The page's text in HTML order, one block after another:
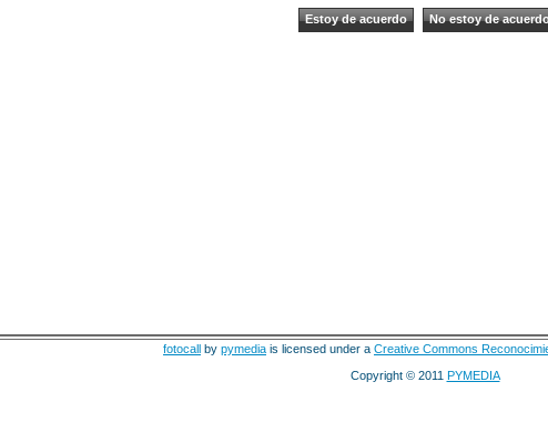
fotocall by pymedia is licensed under a Creative Commons
Copyright © 2011 PYMEDIA